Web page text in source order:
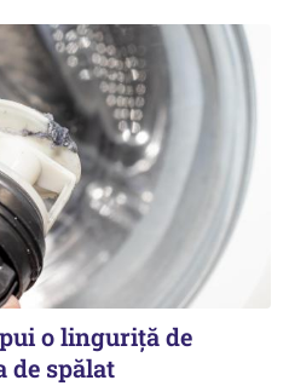
o linguriță de
de spălat